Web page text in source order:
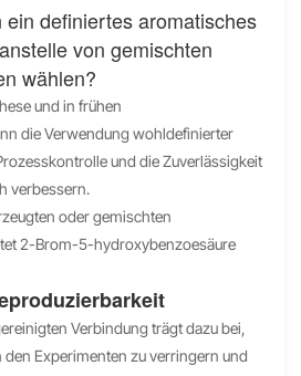
ein definiertes aromatisches
von gemischten
wählen?
und in frühen
die Verwendung wohldefinierter
und die Zuverlässigkeit
verbessern.
oder gemischten
2-Brom-5-hydroxybenzoesäure
Verbindung trägt dazu bei,
Experimenten zu verringern und